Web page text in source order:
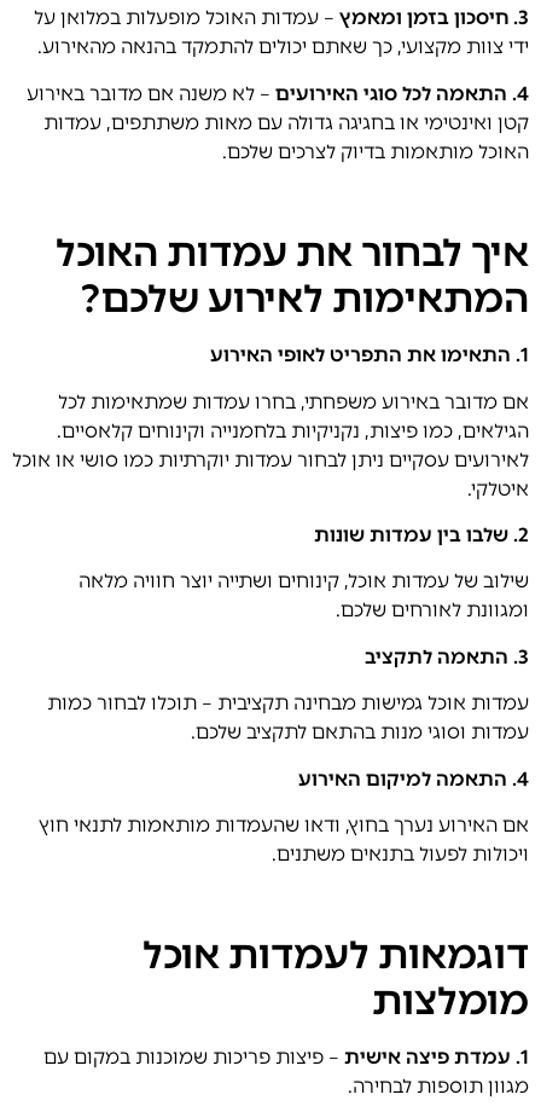
3. חיסכון בזמן ומאמץ
– עמדות האוכל מופעלות במלואן על
ידי צוות מקצועי, כך שאתם יכולים להתמקד בהנאה מהאירוע.
4. התאמה לכל סוגי האירועים
– לא משנה אם מדובר באירוע
קטן ואינטימי או בחגיגה גדולה עם מאות משתתפים, עמדות
האוכל מותאמות בדיוק לצרכים שלכם.
איך לבחור את עמדות האוכל
המתאימות לאירוע שלכם?
1. התאימו את התפריט לאופי האירוע
אם מדובר באירוע משפחתי, בחרו עמדות שמתאימות לכל
הגילאים, כמו פיצות, נקניקיות בלחמנייה וקינוחים קלאסיים.
לאירועים עסקיים ניתן לבחור עמדות יוקרתיות כמו סושי או אוכל
איטלקי.
2. שלבו בין עמדות שונות
שילוב של עמדות אוכל, קינוחים ושתייה יוצר חוויה מלאה
ומגוונת לאורחים שלכם.
3. התאמה לתקציב
עמדות אוכל גמישות מבחינה תקציבית – תוכלו לבחור כמות
עמדות וסוגי מנות בהתאם לתקציב שלכם.
4. התאמה למיקום האירוע
אם האירוע נערך בחוץ, ודאו שהעמדות מותאמות לתנאי חוץ
ויכולות לפעול בתנאים משתנים.
דוגמאות לעמדות אוכל
מומלצות
1. עמדת פיצה אישית
– פיצות פריכות שמוכנות במקום עם
מגוון תוספות לבחירה.